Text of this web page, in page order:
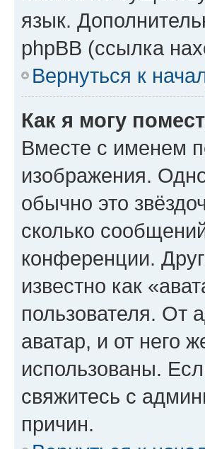
язык.
phpBB (ссылка
Вернуться к
Как я могу
Вместе с именем
изображения.
обычно это
сколько
конференции.
известно как
пользователя. От
аватар, и от него
использованы.
свяжитесь с
причин.